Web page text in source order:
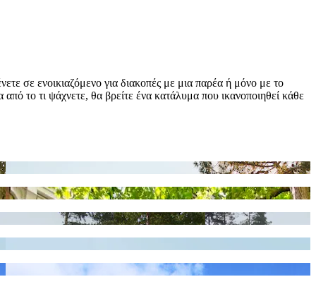
σε ενοικιαζόμενο για διακοπές με μια παρέα ή μόνο με το
το τι ψάχνετε, θα βρείτε ένα κατάλυμα που ικανοποιηθεί κάθε